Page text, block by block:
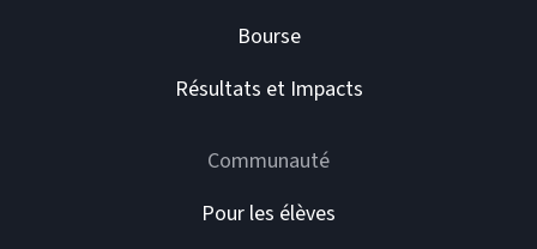
Bourse
Résultats et Impacts
Communauté
Pour les élèves